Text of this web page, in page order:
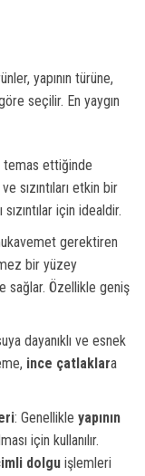
yapının türüne,
seçilir. En yaygın
temas ettiğinde
sızıntıları etkin bir
için idealdir.
gerektiren
bir yüzey
sağlar. Özellikle geniş
dayanıklı ve esnek
ince çatlaklara
: Genellikle yapının
için kullanılır.
dolguişlemleri